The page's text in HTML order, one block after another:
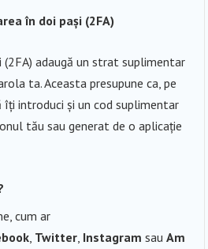
în doi pași (2FA)
adaugă un strat suplimentar
ta. Aceasta presupune ca, pe
îți introduci și un cod suplimentar
tău sau generat de o aplicație
cum ar
Twitter Instagram sauAm